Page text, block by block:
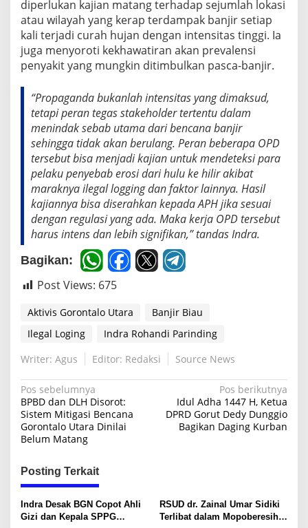
diperlukan kajian matang terhadap sejumlah lokasi
atau wilayah yang kerap terdampak banjir setiap
kali terjadi curah hujan dengan intensitas tinggi. Ia
juga menyoroti kekhawatiran akan prevalensi
penyakit yang mungkin ditimbulkan pasca-banjir.
“Propaganda bukanlah intensitas yang dimaksud,
tetapi peran tegas stakeholder tertentu dalam
menindak sebab utama dari bencana banjir
sehingga tidak akan berulang. Peran beberapa OPD
tersebut bisa menjadi kajian untuk mendeteksi para
pelaku penyebab erosi dari hulu ke hilir akibat
maraknya ilegal logging dan faktor lainnya. Hasil
kajiannya bisa diserahkan kepada APH jika sesuai
dengan regulasi yang ada. Maka kerja OPD tersebut
harus intens dan lebih signifikan,” tandas Indra.
Bagikan:
Post Views: 675
Aktivis Gorontalo Utara
Banjir Biau
Ilegal Loging
Indra Rohandi Parinding
Writer: Agus
Editor: Redaksi Source News
N
a
v
g
a
s
Pos sebelumnya
BPBD dan DLH Disorot:
Sistem Mitigasi Bencana
Gorontalo Utara Dinilai
Belum Matang
Pos berikutnya
Idul Adha 1447 H, Ketua
DPRD Gorut Dedy Dunggio
Bagikan Daging Kurban
Posting Terkait
Indra Desak BGN Copot Ahli
Gizi dan Kepala SPPG
RSUD dr. Zainal Umar Sidiki
Terlibat dalam Mopoberesih